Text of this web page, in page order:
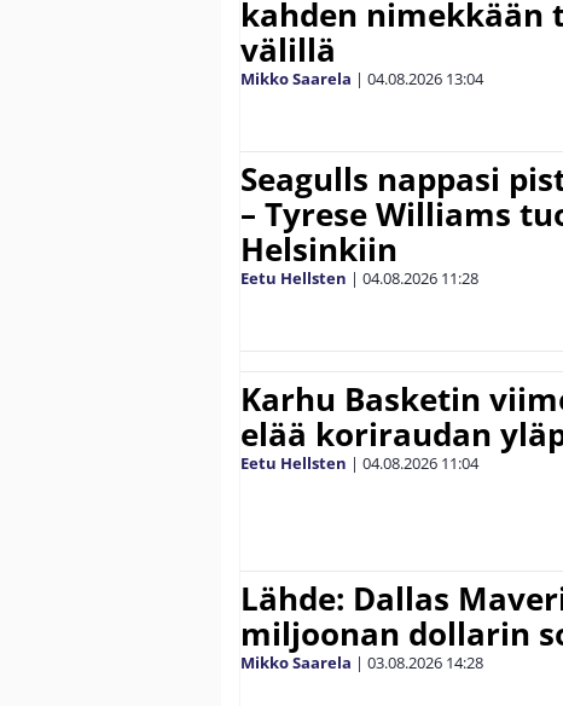
kahden nimekkään
välillä
Mikko Saarela | 04.08.2026 13:04
Seagulls nappasi
– Tyrese Williams
Helsinkiin
Eetu Hellsten | 04.08.2026 11:28
Karhu Basketin
elää koriraudan
Eetu Hellsten | 04.08.2026 11:04
Lähde: Dallas
miljoonan dollarin
Mikko Saarela | 03.08.2026 14:28